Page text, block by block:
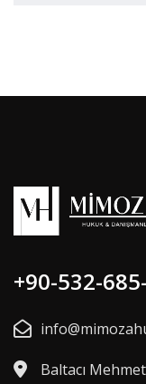
+90-532-
Baltacı